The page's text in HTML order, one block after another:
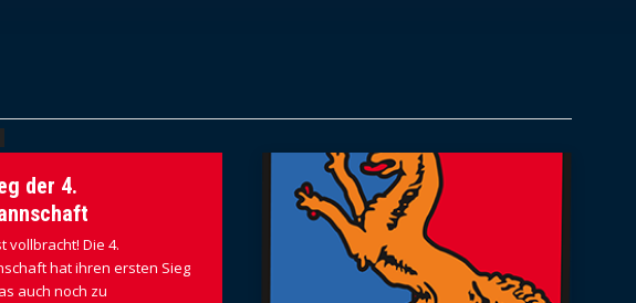
der 4.
vollbracht! Die 4.
hat ihren ersten Sieg
auch noch zu